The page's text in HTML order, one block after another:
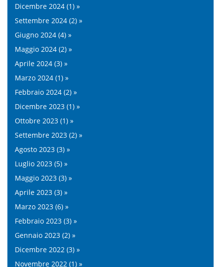
Dicembre 2024 (1) »
Settembre 2024 (2) »
Giugno 2024 (4) »
Maggio 2024 (2) »
Aprile 2024 (3) »
Marzo 2024 (1) »
Febbraio 2024 (2) »
Dicembre 2023 (1) »
Ottobre 2023 (1) »
Settembre 2023 (2) »
Agosto 2023 (3) »
Luglio 2023 (5) »
Maggio 2023 (3) »
Aprile 2023 (3) »
Marzo 2023 (6) »
Febbraio 2023 (3) »
Gennaio 2023 (2) »
Dicembre 2022 (3) »
Novembre 2022 (1) »